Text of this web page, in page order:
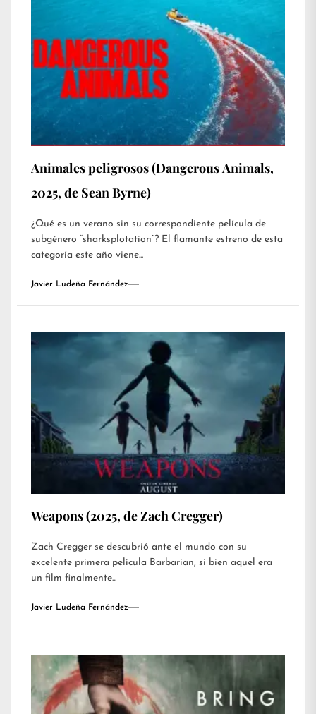
Animales peligrosos (Dangerous Animals,
2025, de Sean Byrne)
¿Qué es un verano sin su correspondiente película de
subgénero “sharksplotation”? El flamante estreno de esta
categoría este año viene...
Javier Ludeña Fernández
Weapons (2025, de Zach Cregger)
Zach Cregger se descubrió ante el mundo con su
excelente primera película Barbarian, si bien aquel era
un film finalmente...
Javier Ludeña Fernández